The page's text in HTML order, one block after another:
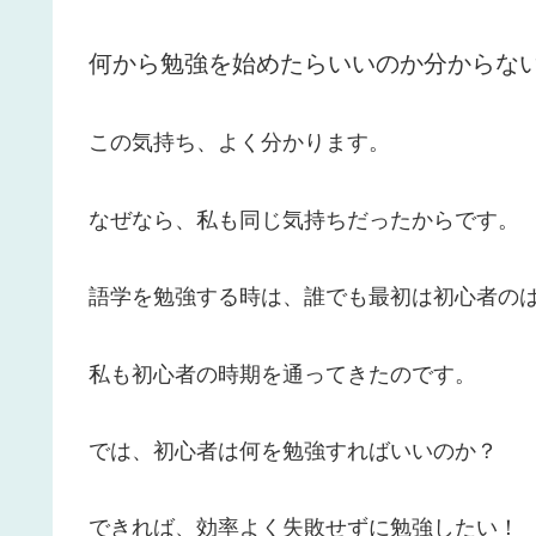
何から勉強を始めたらいいのか分からな
この気持ち、よく分かります。
なぜなら、私も同じ気持ちだったからです。
語学を勉強する時は、誰でも最初は初心者の
私も初心者の時期を通ってきたのです。
では、初心者は何を勉強すればいいのか？
できれば、効率よく失敗せずに勉強したい！